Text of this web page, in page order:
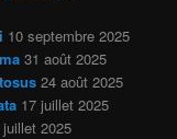
10 septembre 2025
31 août 2025
24 août 2025
17 juillet 2025
juillet 2025